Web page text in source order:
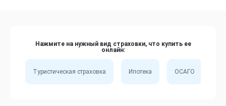
Нажмите на нужный вид страховки, что купить ее
онлайн:
Туристическая страховка Ипотека ОСАГО